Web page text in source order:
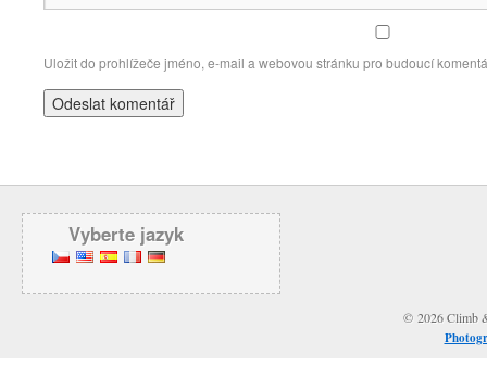
Uložit do prohlížeče jméno, e-mail a webovou stránku pro budoucí
Vyberte jazyk
© 2026 Climb